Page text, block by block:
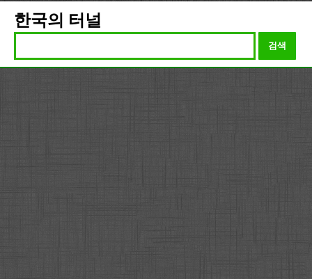
한국의 터널
검색